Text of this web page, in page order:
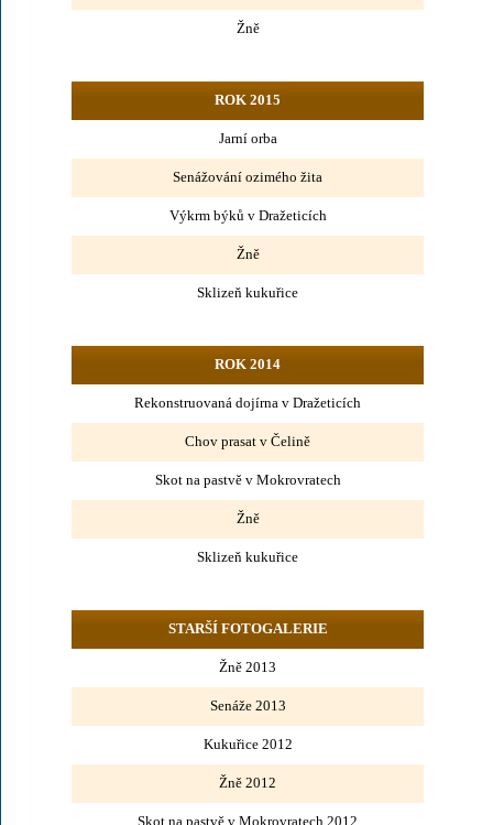
Žně
ROK 2015
Jarní orba
Senážování ozimého žita
Výkrm býků v Dražeticích
Žně
Sklizeň kukuřice
ROK 2014
Rekonstruovaná dojírna v Dražeticích
Chov prasat v Čelině
Skot na pastvě v Mokrovratech
Žně
Sklizeň kukuřice
STARŠÍ FOTOGALERIE
Žně 2013
Senáže 2013
Kukuřice 2012
Žně 2012
Skot na pastvě v Mokrovratech 2012